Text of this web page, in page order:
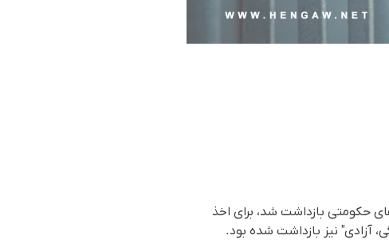
حکومتی بازداشت شد، برای اخذ
آزادی" نیز بازداشت شده بود.